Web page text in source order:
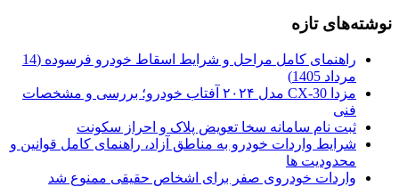
نوشته‌های تازه
راهنمای کامل مراحل و شرایط اسقاط خودرو فرسوده (14
مرداد 1405)
مزدا CX-30 مدل ۲۰۲۴ آفتاب خودرو؛ بررسی و مشخصات
فنی
ثبت نام سامانه سخا تعویض پلاک و احراز سکونت
شرایط واردات خودرو به مناطق آزاد، راهنمای کامل قوانین و
محدودیت ها
واردات خودروی صفر برای اشخاص حقیقی ممنوع شد